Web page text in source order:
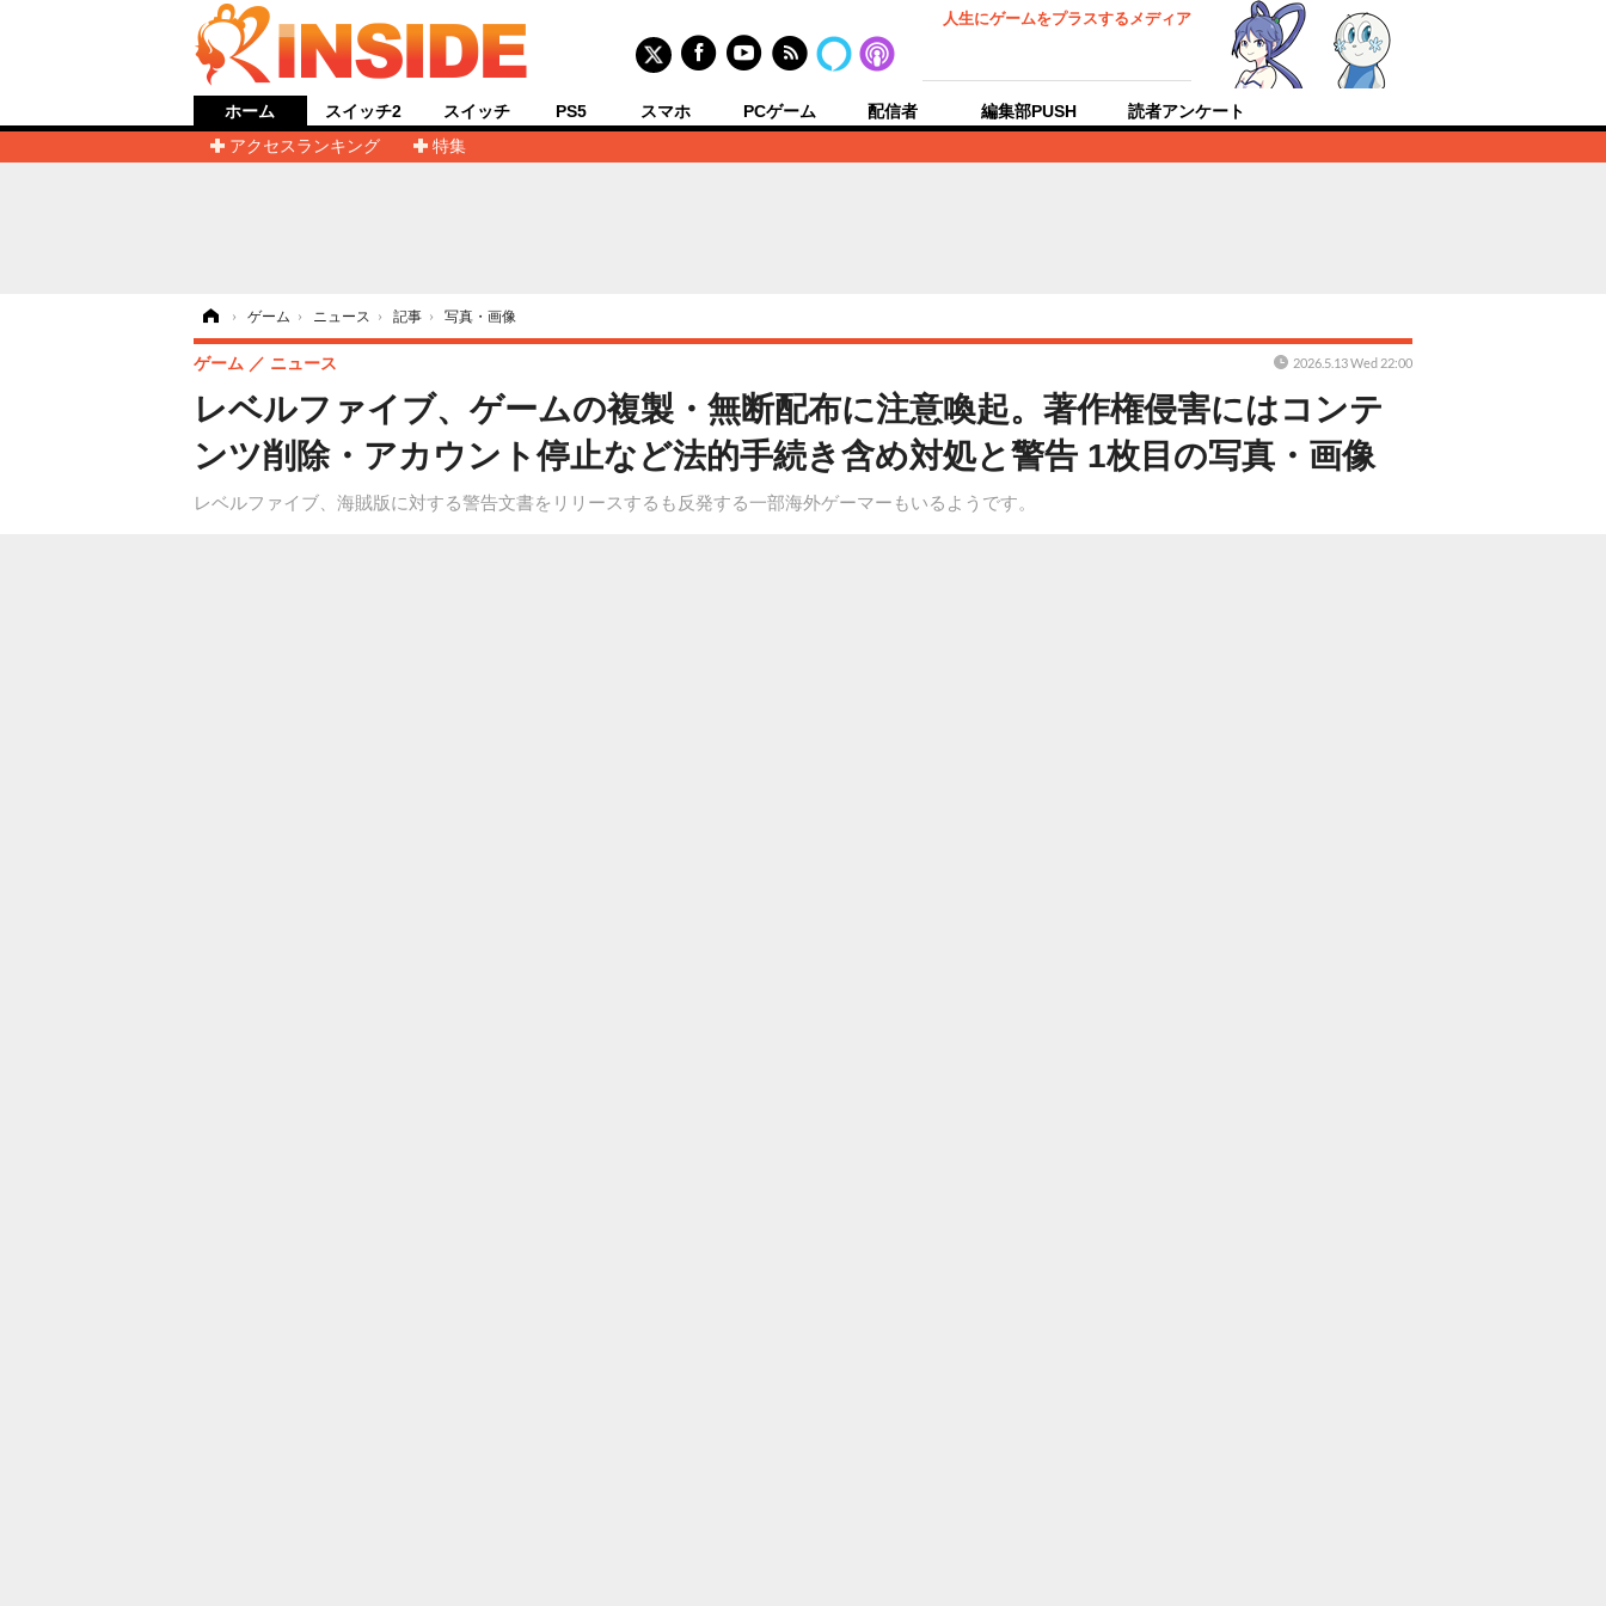
人生にゲームをプラスするメディア
ホーム
アクセスランキング
特集
スイッチ2 スイッチ PS5 スマホ PCゲーム 配信者 編集部PUSH 読者アンケート
› ゲーム › ニュース › 記事 › 写真・画像
レベルファイブ、ゲームの複製・無断配布に注意喚起。著作権侵害にはコンテ
ンツ削除・アカウント停止など法的手続き含め対処と警告 1枚目の写真・画像
レベルファイブ、海賊版に対する警告文書をリリースするも反発する一部海外ゲーマーもいるようです。
ゲーム ニュース 2026.5.13 Wed 22:00